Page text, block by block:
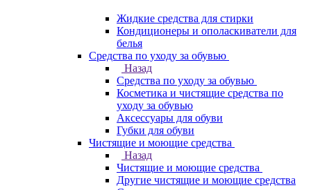
Жидкие средства для стирки
Кондиционеры и ополаскиватели для
белья
Средства по уходу за обувью
Назад
Средства по уходу за обувью
Косметика и чистящие средства по
уходу за обувью
Аксессуары для обуви
Губки для обуви
Чистящие и моющие средства
Назад
Чистящие и моющие средства
Другие чистящие и моющие средства